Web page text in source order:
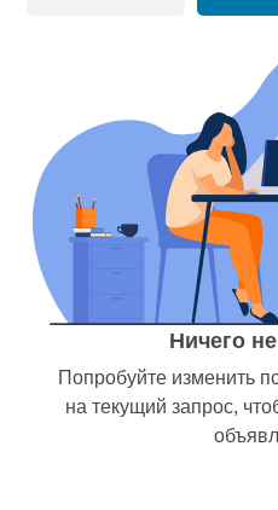
Ничего
Попробуйте изменить
на текущий запрос,